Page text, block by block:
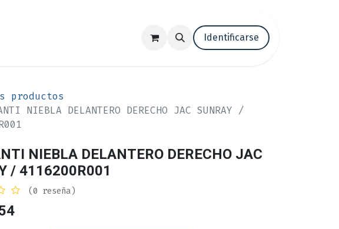
Trabaja con nosotros Blog
Identificarse
productos
NIEBLA DELANTERO DERECHO JAC SUNRAY /
NIEBLA DELANTERO DERECHO JAC
/ 4116200R001
(0 reseña)